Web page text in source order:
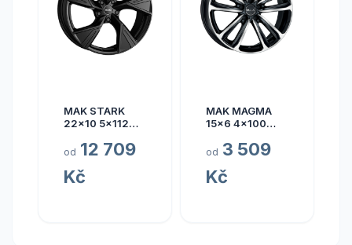
MAK STARK
22x10 5x112
od 12 709
Kč
MAK MAGMA
15x6 4x100
od 3 509
Kč